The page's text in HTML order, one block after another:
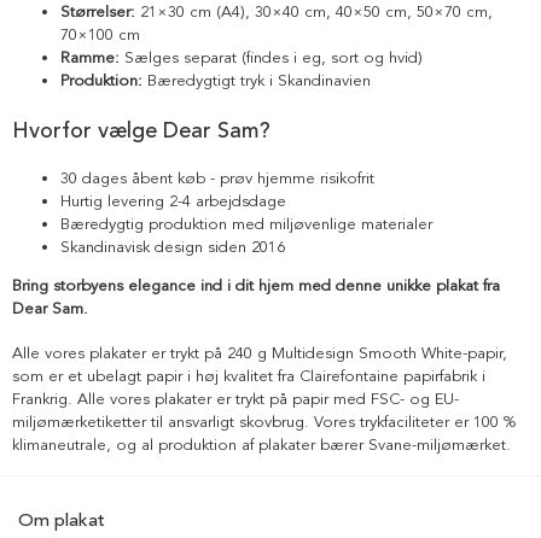
Størrelser: 21×30 cm (A4), 30×40 cm, 40×50 cm, 50×70 cm,
70×100 cm
Ramme: Sælges separat (findes i eg, sort og hvid)
Produktion: Bæredygtigt tryk i Skandinavien
Hvorfor vælge Dear Sam?
30 dages åbent køb - prøv hjemme risikofrit
Hurtig levering 2-4 arbejdsdage
Bæredygtig produktion med miljøvenlige materialer
Skandinavisk design siden 2016
Bring storbyens elegance ind i dit hjem med denne unikke plakat fra
Dear Sam.
Alle vores plakater er trykt på 240 g Multidesign Smooth White-papir,
som er et ubelagt papir i høj kvalitet fra Clairefontaine papirfabrik i
Frankrig. Alle vores plakater er trykt på papir med FSC- og EU-
miljømærketiketter til ansvarligt skovbrug. Vores trykfaciliteter er 100 %
klimaneutrale, og al produktion af plakater bærer Svane-miljømærket.
Om plakat